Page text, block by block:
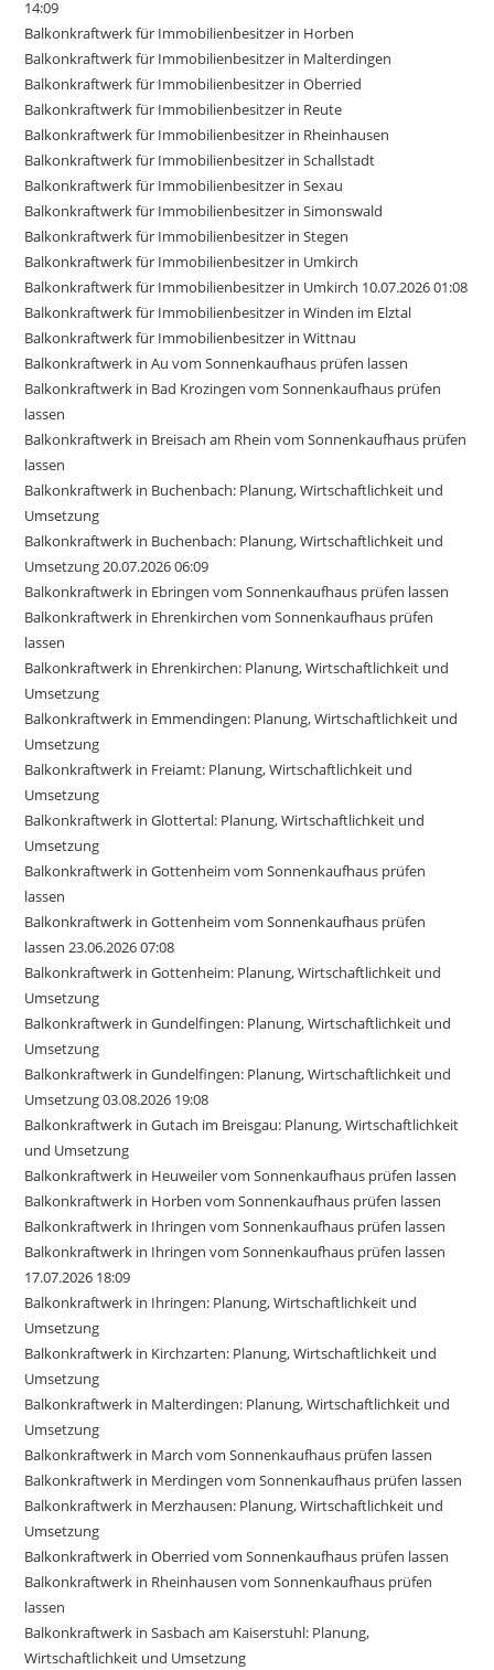
14:09
Balkonkraftwerk für Immobilienbesitzer in Horben
Balkonkraftwerk für Immobilienbesitzer in Malterdingen
Balkonkraftwerk für Immobilienbesitzer in Oberried
Balkonkraftwerk für Immobilienbesitzer in Reute
Balkonkraftwerk für Immobilienbesitzer in Rheinhausen
Balkonkraftwerk für Immobilienbesitzer in Schallstadt
Balkonkraftwerk für Immobilienbesitzer in Sexau
Balkonkraftwerk für Immobilienbesitzer in Simonswald
Balkonkraftwerk für Immobilienbesitzer in Stegen
Balkonkraftwerk für Immobilienbesitzer in Umkirch
Balkonkraftwerk für Immobilienbesitzer in Umkirch 10.07.2026 01:08
Balkonkraftwerk für Immobilienbesitzer in Winden im Elztal
Balkonkraftwerk für Immobilienbesitzer in Wittnau
Balkonkraftwerk in Au vom Sonnenkaufhaus prüfen lassen
Balkonkraftwerk in Bad Krozingen vom Sonnenkaufhaus prüfen
lassen
Balkonkraftwerk in Breisach am Rhein vom Sonnenkaufhaus prüfen
lassen
Balkonkraftwerk in Buchenbach: Planung, Wirtschaftlichkeit und
Umsetzung
Balkonkraftwerk in Buchenbach: Planung, Wirtschaftlichkeit und
Umsetzung 20.07.2026 06:09
Balkonkraftwerk in Ebringen vom Sonnenkaufhaus prüfen lassen
Balkonkraftwerk in Ehrenkirchen vom Sonnenkaufhaus prüfen
lassen
Balkonkraftwerk in Ehrenkirchen: Planung, Wirtschaftlichkeit und
Umsetzung
Balkonkraftwerk in Emmendingen: Planung, Wirtschaftlichkeit und
Umsetzung
Balkonkraftwerk in Freiamt: Planung, Wirtschaftlichkeit und
Umsetzung
Balkonkraftwerk in Glottertal: Planung, Wirtschaftlichkeit und
Umsetzung
Balkonkraftwerk in Gottenheim vom Sonnenkaufhaus prüfen
lassen
Balkonkraftwerk in Gottenheim vom Sonnenkaufhaus prüfen
lassen 23.06.2026 07:08
Balkonkraftwerk in Gottenheim: Planung, Wirtschaftlichkeit und
Umsetzung
Balkonkraftwerk in Gundelfingen: Planung, Wirtschaftlichkeit und
Umsetzung
Balkonkraftwerk in Gundelfingen: Planung, Wirtschaftlichkeit und
Umsetzung 03.08.2026 19:08
Balkonkraftwerk in Gutach im Breisgau: Planung, Wirtschaftlichkeit
und Umsetzung
Balkonkraftwerk in Heuweiler vom Sonnenkaufhaus prüfen lassen
Balkonkraftwerk in Horben vom Sonnenkaufhaus prüfen lassen
Balkonkraftwerk in Ihringen vom Sonnenkaufhaus prüfen lassen
Balkonkraftwerk in Ihringen vom Sonnenkaufhaus prüfen lassen
17.07.2026 18:09
Balkonkraftwerk in Ihringen: Planung, Wirtschaftlichkeit und
Umsetzung
Balkonkraftwerk in Kirchzarten: Planung, Wirtschaftlichkeit und
Umsetzung
Balkonkraftwerk in Malterdingen: Planung, Wirtschaftlichkeit und
Umsetzung
Balkonkraftwerk in March vom Sonnenkaufhaus prüfen lassen
Balkonkraftwerk in Merdingen vom Sonnenkaufhaus prüfen lassen
Balkonkraftwerk in Merzhausen: Planung, Wirtschaftlichkeit und
Umsetzung
Balkonkraftwerk in Oberried vom Sonnenkaufhaus prüfen lassen
Balkonkraftwerk in Rheinhausen vom Sonnenkaufhaus prüfen
lassen
Balkonkraftwerk in Sasbach am Kaiserstuhl: Planung,
Wirtschaftlichkeit und Umsetzung